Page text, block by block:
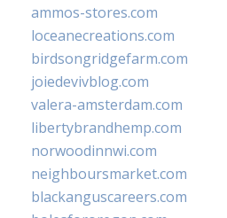
ammos-stores.com
loceanecreations.com
birdsongridgefarm.com
joiedevivblog.com
valera-amsterdam.com
libertybrandhemp.com
norwoodinnwi.com
neighboursmarket.com
blackanguscareers.com